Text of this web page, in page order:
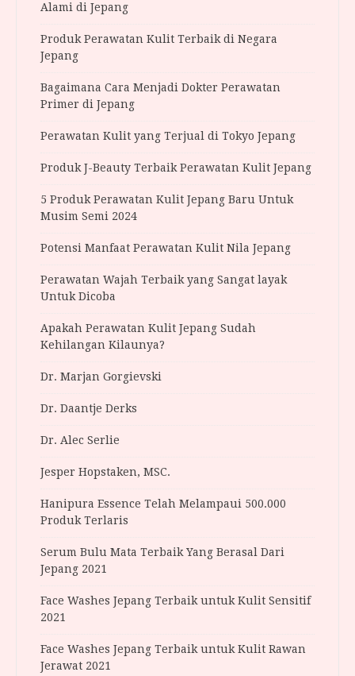
Alami di Jepang
Produk Perawatan Kulit Terbaik di Negara
Jepang
Bagaimana Cara Menjadi Dokter Perawatan
Primer di Jepang
Perawatan Kulit yang Terjual di Tokyo Jepang
Produk J-Beauty Terbaik Perawatan Kulit Jepang
5 Produk Perawatan Kulit Jepang Baru Untuk
Musim Semi 2024
Potensi Manfaat Perawatan Kulit Nila Jepang
Perawatan Wajah Terbaik yang Sangat layak
Untuk Dicoba
Apakah Perawatan Kulit Jepang Sudah
Kehilangan Kilaunya?
Dr. Marjan Gorgievski
Dr. Daantje Derks
Dr. Alec Serlie
Jesper Hopstaken, MSC.
Hanipura Essence Telah Melampaui 500.000
Produk Terlaris
Serum Bulu Mata Terbaik Yang Berasal Dari
Jepang 2021
Face Washes Jepang Terbaik untuk Kulit Sensitif
2021
Face Washes Jepang Terbaik untuk Kulit Rawan
Jerawat 2021